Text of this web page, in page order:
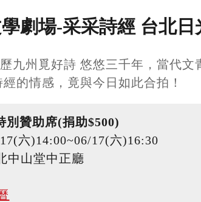
劇場-采采詩經 台北日
九州覓好詩 悠悠三千年，當代文
的情感，竟與今日如此合拍！
別贊助席(捐助$500)
六)14:00~06/17(六)16:30
中山堂中正廳